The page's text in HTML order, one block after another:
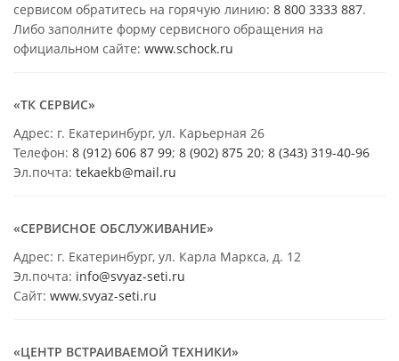
сервисом обратитесь на горячую линию: 8 800 3333 887.
Либо заполните форму сервисного обращения на
официальном сайте: www.schock.ru
«ТК СЕРВИС»
Адрес: г. Екатеринбург, ул. Карьерная 26
Телефон: 8 (912) 606 87 99; 8 (902) 875 20; 8 (343) 319-40-96
Эл.почта: tekaekb@mail.ru
«СЕРВИСНОЕ ОБСЛУЖИВАНИЕ»
Адрес: г. Екатеринбург, ул. Карла Маркса, д. 12
Эл.почта: info@svyaz-seti.ru
Сайт: www.svyaz-seti.ru
«ЦЕНТР ВСТРАИВАЕМОЙ ТЕХНИКИ»